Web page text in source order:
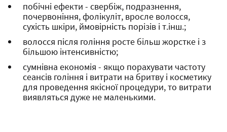
побічні ефекти - свербіж, подразнення,
почервоніння, фолікуліт, вросле волосся,
сухість шкіри, ймовірність порізів і т.інш.;
волосся після гоління росте більш жорстке і з
більшою інтенсивністю;
сумнівна економія - якщо порахувати частоту
сеансів гоління і витрати на бритву і косметику
для проведення якісної процедури, то витрати
виявляться дуже не маленькими.